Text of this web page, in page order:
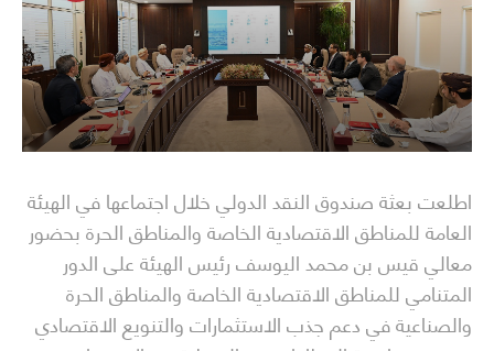
اطلعت بعثة صندوق النقد الدولي خلال اجتماعها في الهيئة
العامة للمناطق الاقتصادية الخاصة والمناطق الحرة بحضور
معالي قيس بن محمد اليوسف رئيس الهيئة على الدور
المتنامي للمناطق الاقتصادية الخاصة والمناطق الحرة
والصناعية في دعم جذب الاستثمارات والتنويع الاقتصادي